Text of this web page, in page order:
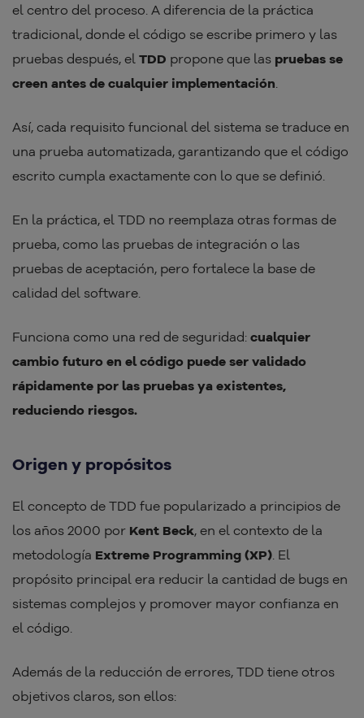
el centro del proceso. A diferencia de la práctica
tradicional, donde el código se escribe primero y las
pruebas después, el TDD propone que las pruebas se
creen antes de cualquier implementación.
Así, cada requisito funcional del sistema se traduce en
una prueba automatizada, garantizando que el código
escrito cumpla exactamente con lo que se definió.
En la práctica, el TDD no reemplaza otras formas de
prueba, como las pruebas de integración o las
pruebas de aceptación, pero fortalece la base de
calidad del software.
Funciona como una red de seguridad: cualquier
cambio futuro en el código puede ser validado
rápidamente por las pruebas ya existentes,
reduciendo riesgos.
Origen y propósitos
El concepto de TDD fue popularizado a principios de
los años 2000 por Kent Beck, en el contexto de la
metodología Extreme Programming (XP). El
propósito principal era reducir la cantidad de bugs en
sistemas complejos y promover mayor confianza en
el código.
Además de la reducción de errores, TDD tiene otros
objetivos claros, son ellos: